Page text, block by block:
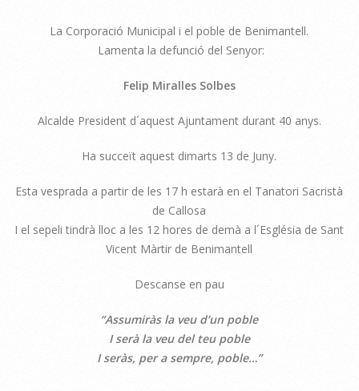
La Corporació Municipal i el poble de Benimantell.
Lamenta la defunció del Senyor:
Felip Miralles Solbes
Alcalde President d´aquest Ajuntament durant 40 anys.
Ha succeït aquest dimarts 13 de Juny.
Esta vesprada a partir de les 17 h estarà en el Tanatori Sacristà
de Callosa
I el sepeli tindrà lloc a les 12 hores de demà a l´Església de Sant
Vicent Màrtir de Benimantell
Descanse en pau
“Assumiràs la veu d’un poble
I serà la veu del teu poble
I seràs, per a sempre, poble…”